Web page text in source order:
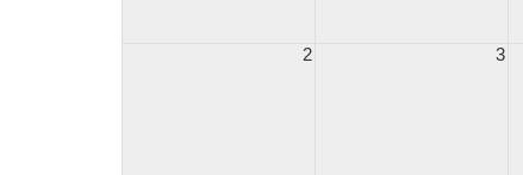
2 3